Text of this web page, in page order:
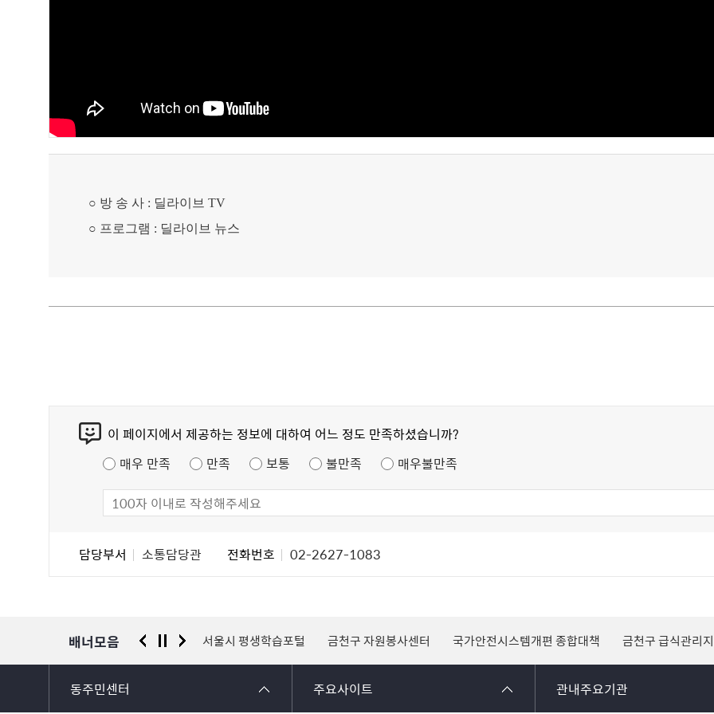
○ 방 송 사 : 딜라이브 TV
○ 프로그램 : 딜라이브 뉴스
이 페이지에서 제공하는 정보에 대하여 어느 정도 만족하셨습니까?
매우 만족
만족 보통 불만족 매우불만족
담당부서 소통담당관 전화번호 02-2627-1083
배너모음
경찰청 유실물 통합포털 서울시 평생학습포털 금천구 자원봉사센터 국가안전시스템개편 종합대책 금천구 급식관리
동주민센터 주요사이트 관내주요기관